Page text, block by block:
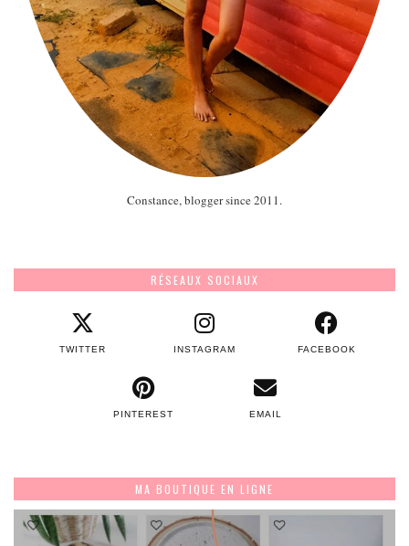
Constance, blogger since 2011.
RÉSEAUX SOCIAUX
TWITTER INSTAGRAM FACEBOOK
PINTEREST EMAIL
MA BOUTIQUE EN LIGNE